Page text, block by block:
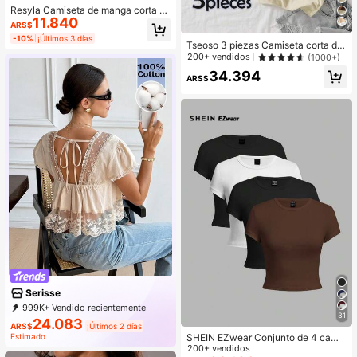
Resyla Camiseta de manga corta d
e ajuste ceñido con efecto de mezc
lilla y estampado digital de frutas, c
amiseta con estampado de cereza
on efecto de mezclilla, camiseta co
n estampado de frutas
ARS$11.840
-10% ¡Últimos 3 días
Serisse
999K+ Vendido recientemente
500K+ Recompra
499K Suscripción
ARS$24.083 ¡Últimos 2 días
Estimado
Tseoso 3 piezas Camiseta corta de
manga corta y cuello redondo con g
jer, informal, de verano
200+ vendidos (1000+)
ARS$34.394
31
SHEIN EZwear Conjunto de 4 camis
etas ajustadas de manga corta y cu
200+ vendidos